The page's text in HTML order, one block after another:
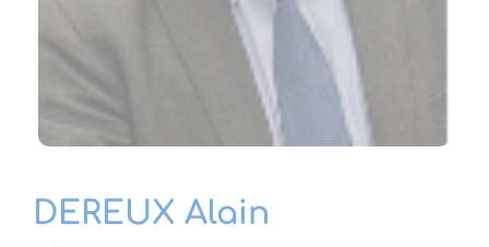
DEREUX Alain